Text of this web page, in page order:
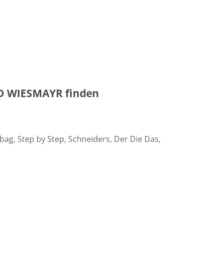
WIESMAYR finden
Step by Step, Schneiders, Der Die Das,